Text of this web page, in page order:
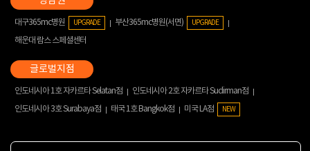
대구365mc병원 UPGRADE 부산365mc병원(서면) UPGRADE
해운대 람스 스페셜센터
인도네시아 1호 자카르타 Selatan점
인도네시아 2호 자카르타 Sudirman점
인도네시아 3호 Surabaya점
태국 1호 Bangkok점 미국 LA점 NEW